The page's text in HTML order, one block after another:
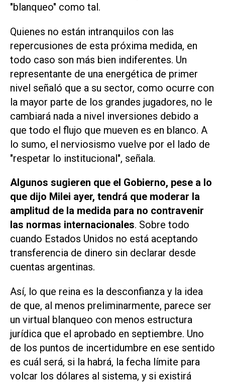
"blanqueo" como tal.
Quienes no están intranquilos con las
repercusiones de esta próxima medida, en
todo caso son más bien indiferentes. Un
representante de una energética de primer
nivel señaló que a su sector, como ocurre con
la mayor parte de los grandes jugadores, no le
cambiará nada a nivel inversiones debido a
que todo el flujo que mueven es en blanco. A
lo sumo, el nerviosismo vuelve por el lado de
"respetar lo institucional", señala.
Algunos sugieren que el Gobierno, pese a lo
que dijo Milei ayer, tendrá que moderar la
amplitud de la medida para no contravenir
las normas internacionales. Sobre todo
cuando Estados Unidos no está aceptando
transferencia de dinero sin declarar desde
cuentas argentinas.
Así, lo que reina es la desconfianza y la idea
de que, al menos preliminarmente, parece ser
un virtual blanqueo con menos estructura
jurídica que el aprobado en septiembre. Uno
de los puntos de incertidumbre en ese sentido
es cuál será, si la habrá, la fecha límite para
volcar los dólares al sistema, y si existirá